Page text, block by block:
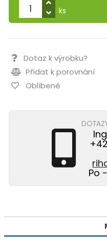
ks
Dotaz k výrobku?
Přidat k porovnání
Oblíbené
Po